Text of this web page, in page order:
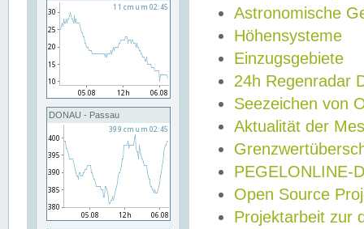
DONAU - Passau
Astronomische
Höhensysteme
Einzugsgebiete
24h Regenradar
Seezeichen von
Aktualität der
PEGELONLINE-
Open Source
Projektarbeit zur